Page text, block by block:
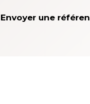
Envoyer une